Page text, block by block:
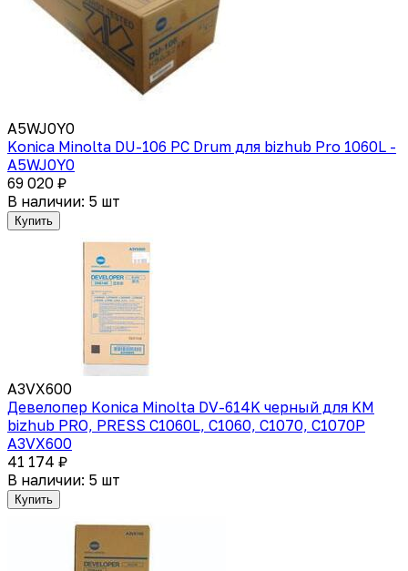
A5WJ0Y0
Konica Minolta DU-106 PC Drum для bizhub Pro 1060L -
A5WJ0Y0
69 020 ₽
В наличии: 5 шт
Купить
A3VX600
Девелопер Koniсa Minolta DV-614K черный для KM
bizhub PRO, PRESS C1060L, C1060, C1070, C1070P
A3VX600
41 174 ₽
В наличии: 5 шт
Купить